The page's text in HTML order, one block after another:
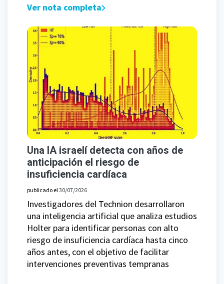
Ver nota completa
Una IA israelí detecta con años de
anticipación el riesgo de
insuficiencia cardíaca
publicado el30/07/2026
Investigadores del Technion desarrollaron
una inteligencia artificial que analiza estudios
Holter para identificar personas con alto
riesgo de insuficiencia cardíaca hasta cinco
años antes, con el objetivo de facilitar
intervenciones preventivas tempranas